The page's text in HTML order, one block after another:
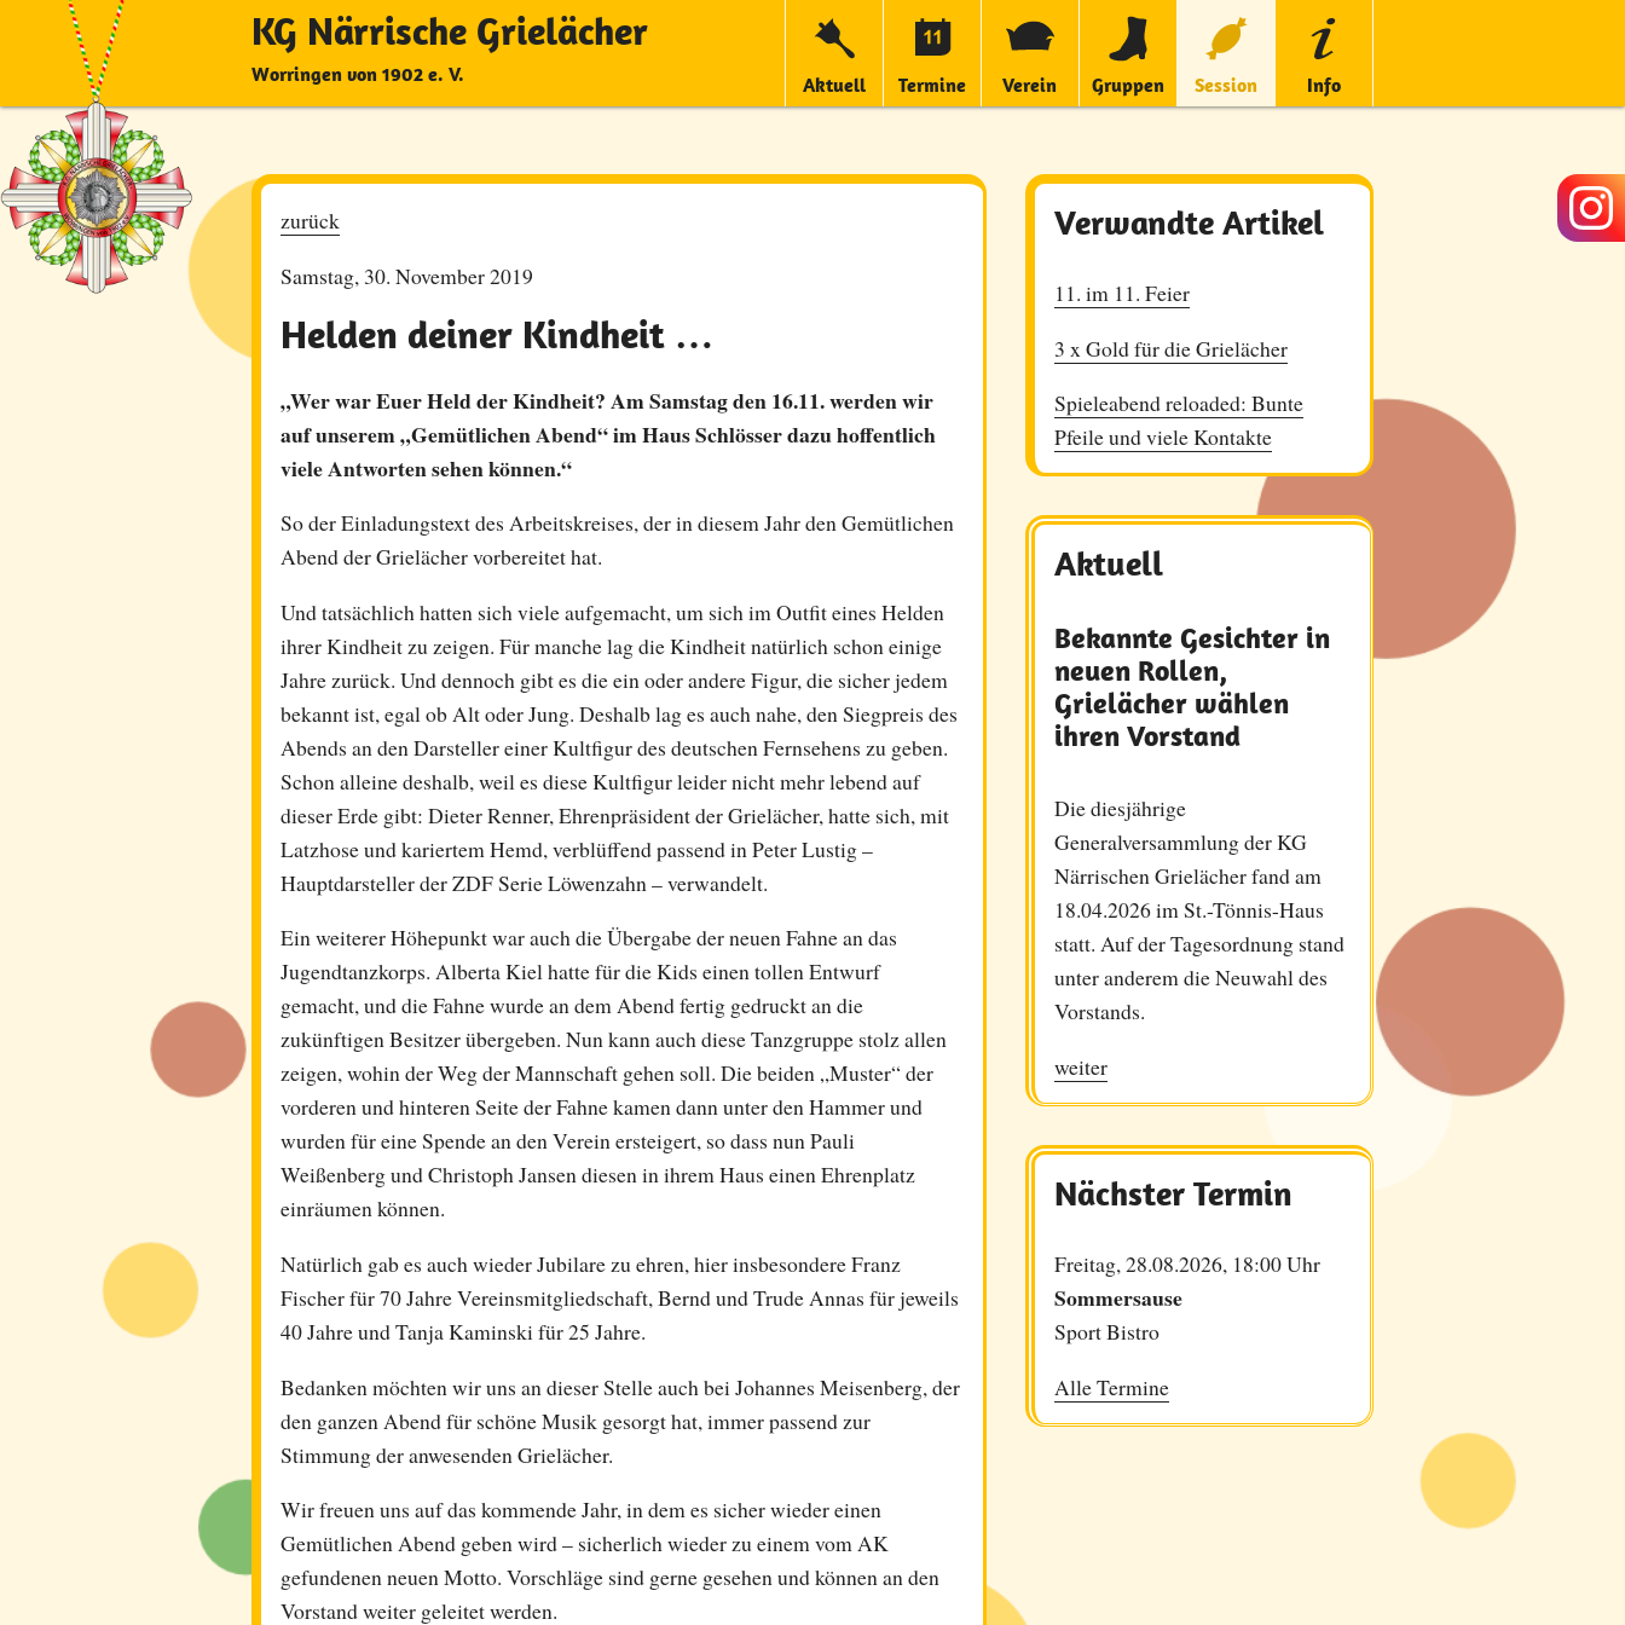
KG Närrische Grielächer
Worringen von 1902 e. V. Aktuell Termine Verein Gruppen Session Info
zurück
Samstag, 30. November 2019
Helden deiner Kindheit …
„Wer war Euer Held der Kindheit? Am Samstag den 16.11. werden wir
auf unserem „Gemütlichen Abend“ im Haus Schlösser dazu hoffentlich
viele Antworten sehen können.“
So der Einladungstext des Arbeitskreises, der in diesem Jahr den Gemütlichen
Abend der Grielächer vorbereitet hat.
Und tatsächlich hatten sich viele aufgemacht, um sich im Outfit eines Helden
ihrer Kindheit zu zeigen. Für manche lag die Kindheit natürlich schon einige
Jahre zurück. Und dennoch gibt es die ein oder andere Figur, die sicher jedem
bekannt ist, egal ob Alt oder Jung. Deshalb lag es auch nahe, den Siegpreis des
Abends an den Darsteller einer Kultfigur des deutschen Fernsehens zu geben.
Schon alleine deshalb, weil es diese Kultfigur leider nicht mehr lebend auf
dieser Erde gibt: Dieter Renner, Ehrenpräsident der Grielächer, hatte sich, mit
Latzhose und kariertem Hemd, verblüffend passend in Peter Lustig –
Hauptdarsteller der ZDF Serie Löwenzahn – verwandelt.
Ein weiterer Höhepunkt war auch die Übergabe der neuen Fahne an das
Jugendtanzkorps. Alberta Kiel hatte für die Kids einen tollen Entwurf
gemacht, und die Fahne wurde an dem Abend fertig gedruckt an die
zukünftigen Besitzer übergeben. Nun kann auch diese Tanzgruppe stolz allen
zeigen, wohin der Weg der Mannschaft gehen soll. Die beiden „Muster“ der
vorderen und hinteren Seite der Fahne kamen dann unter den Hammer und
wurden für eine Spende an den Verein ersteigert, so dass nun Pauli
Weißenberg und Christoph Jansen diesen in ihrem Haus einen Ehrenplatz
einräumen können.
Natürlich gab es auch wieder Jubilare zu ehren, hier insbesondere Franz
Fischer für 70 Jahre Vereinsmitgliedschaft, Bernd und Trude Annas für jeweils
40 Jahre und Tanja Kaminski für 25 Jahre.
Bedanken möchten wir uns an dieser Stelle auch bei Johannes Meisenberg, der
den ganzen Abend für schöne Musik gesorgt hat, immer passend zur
Stimmung der anwesenden Grielächer.
Wir freuen uns auf das kommende Jahr, in dem es sicher wieder einen
Gemütlichen Abend geben wird – sicherlich wieder zu einem vom AK
gefundenen neuen Motto. Vorschläge sind gerne gesehen und können an den
Vorstand weiter geleitet werden.
Verwandte Artikel
11. im 11. Feier
3 x Gold für die Grielächer
Spieleabend reloaded: Bunte
Pfeile und viele Kontakte
Aktuell
Bekannte Gesichter in
neuen Rollen,
Grielächer wählen
ihren Vorstand
Die diesjährige
Generalversammlung der KG
Närrischen Grielächer fand am
18.04.2026 im St.-Tönnis-Haus
statt. Auf der Tagesordnung stand
unter anderem die Neuwahl des
Vorstands.
weiter
Nächster Termin
Freitag, 28.08.2026, 18:00 Uhr
Sommersause
Sport Bistro
Alle Termine